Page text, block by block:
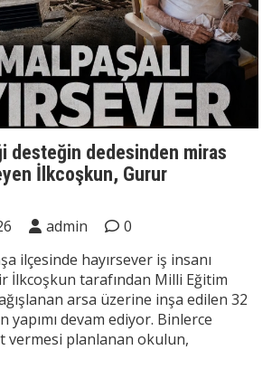
desteğin dedesinden miras
İlkcoşkun, Gurur
admin
0
ilçesinde hayırsever iş insanı
İlkcoşkun tarafından Milli Eğitim
arsa üzerine inşa edilen 32
devam ediyor. Binlerce
vermesi planlanan okulun,